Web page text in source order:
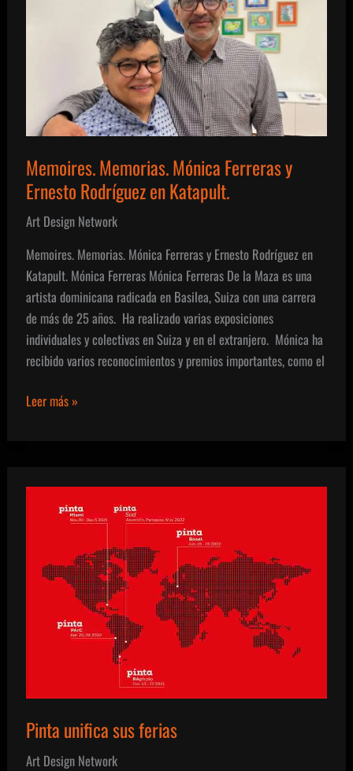
Memoires. Memorias. Mónica Ferreras y
Ernesto Rodríguez en Katapult.
Art Design Network
Memoires. Memorias. Mónica Ferreras y Ernesto Rodríguez en
Katapult. Mónica Ferreras Mónica Ferreras De la Maza es una
artista dominicana radicada en Basilea, Suiza con una carrera
de más de 25 años. Ha realizado varias exposiciones
individuales y colectivas en Suiza y en el extranjero. Mónica ha
recibido varios reconocimientos y premios importantes, como el
Memoires.
y
Ernesto
Rodríguez
Katapult.
Leer más »
Pinta unifica sus ferias
Art Design Network